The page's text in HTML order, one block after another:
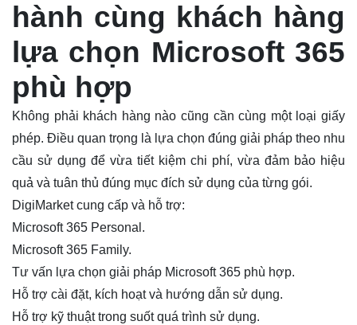
hành cùng khách hàng
lựa chọn Microsoft 365
phù hợp
Không phải khách hàng nào cũng cần cùng một loại giấy
phép. Điều quan trọng là lựa chọn đúng giải pháp theo nhu
cầu sử dụng để vừa tiết kiệm chi phí, vừa đảm bảo hiệu
quả và tuân thủ đúng mục đích sử dụng của từng gói.
DigiMarket cung cấp và hỗ trợ:
Microsoft 365 Personal.
Microsoft 365 Family.
Tư vấn lựa chọn giải pháp Microsoft 365 phù hợp.
Hỗ trợ cài đặt, kích hoạt và hướng dẫn sử dụng.
Hỗ trợ kỹ thuật trong suốt quá trình sử dụng.